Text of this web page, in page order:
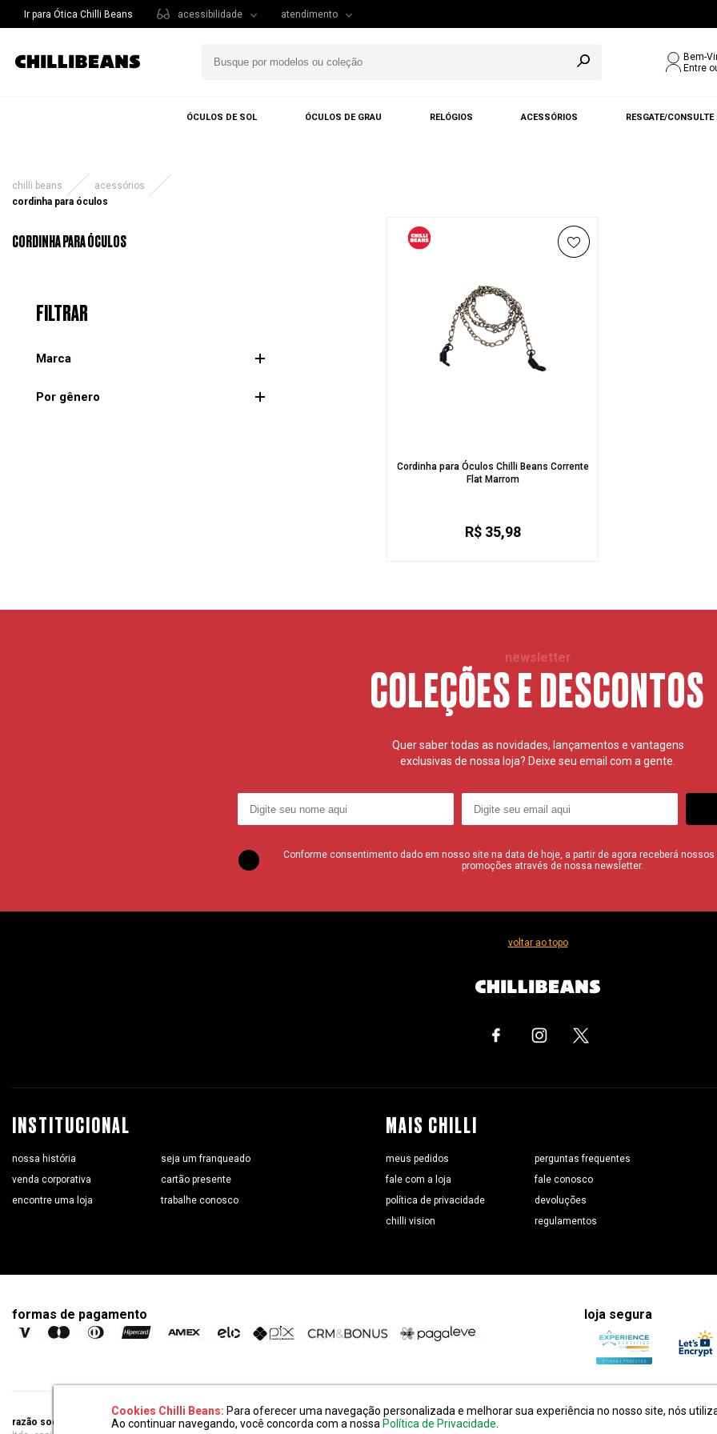
Ir para Ótica Chilli Beans acessibilidade atendimento
Bem-
Entre
Cookies Chilli Beans: Para oferecer uma navegação personalizada e melhorar sua experiência no nosso site, nós
Ao continuar navegando, você concorda com a nossa Política de Privacidade
ÓCULOS DE SOL ÓCULOS DE GRAU RELÓGIOS ACESSÓRIOS RESGATE/
chilli beans
acessórios
cordinha para óculos
CORDINHA PARA ÓCULOS
marca
por gênero
Cordinha para Óculos Chilli Beans Corrente
Flat Marrom
R$ 35,98
newsletter
COLEÇÕES E DESCONTOS
Quer saber todas as novidades, lançamentos e vantagens
exclusivas de nossa loja? Deixe seu email com a gente.
Conforme consentimento dado em nosso site na data de hoje, a partir de agora receberá
promoções através de nossa newsletter.
voltar ao topo
INSTITUCIONAL
nossa história
seja um franqueado
venda corporativa
cartão presente
encontre uma loja
trabalhe conosco
MAIS CHILLI
meus pedidos
perguntas frequentes
fale com a loja
fale conosco
política de privacidade
devoluções
chilli vision
regulamentos
formas de pagamento loja segura
razão social:
super 25 comércio eletronico de oculos e acessórios
endereço:alameda amazonas, 594, terreo mezanino, alphaville